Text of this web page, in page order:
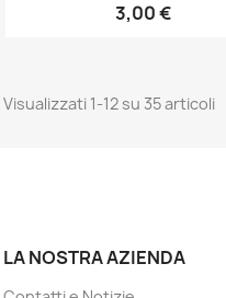
3,00 €
Visualizzati 1-12 su 35 articoli
LA NOSTRA AZIENDA